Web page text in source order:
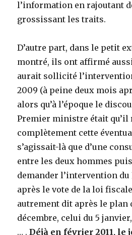
l’information en rajoutant
grossissant les traits.
D’autre part, dans le petit
montré, ils ont affirmé
aurait sollicité
2009 (à peine deux mois
alors qu’à l’époque le
Premier ministre était qu’il
complètement cette
s’agissait-là que d’une
entre les deux hommes
demander l’intervention du
après le vote de la loi
autrement dit après le plan
décembre, celui du 5
… .Déjà en février 2011, le